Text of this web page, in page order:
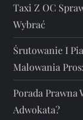
Taxi Z OC
Wybrać
Śrutowanie I
Malowania
Porada Prawna
Adwokata?